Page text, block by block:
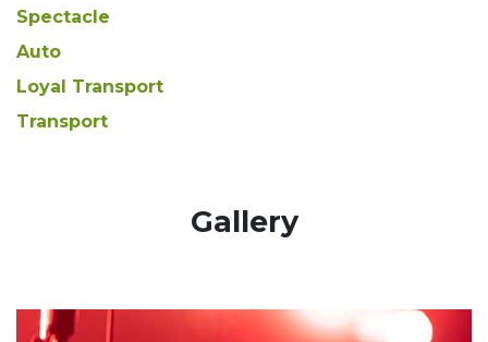
Spectacle
Auto
Loyal Transport
Transport
​Gallery